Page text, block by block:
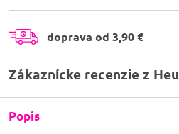
doprava od 3,90 €
Zákaznícke recenzie z
Popis